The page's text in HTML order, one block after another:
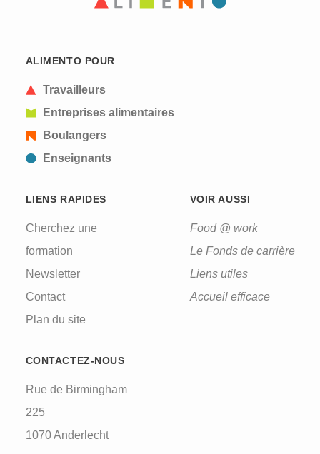
ALIMENTO POUR
Travailleurs
Entreprises alimentaires
Boulangers
Enseignants
LIENS RAPIDES
Cherchez une
formation
Newsletter
Contact
Plan du site
VOIR AUSSI
Food @ work
Le Fonds de carrière
Liens utiles
Accueil efficace
CONTACTEZ-NOUS
Rue de Birmingham
225
1070 Anderlecht